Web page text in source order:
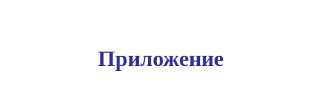
Приложение